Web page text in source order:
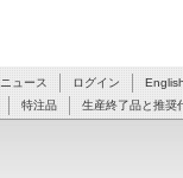
ニュース ログイン
特注品 生産終了品と推奨